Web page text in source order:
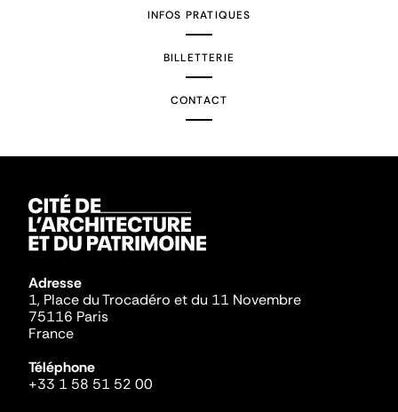
INFOS PRATIQUES
BILLETTERIE
CONTACT
Adresse
1, Place du Trocadéro et du 11 Novembre
75116 Paris
France
Téléphone
+33 1 58 51 52 00